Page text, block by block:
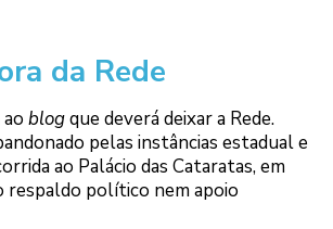
da Rede
blogque deverá deixar a Rede.
pelas instâncias estadual e
ao Palácio das Cataratas, em
respaldo político nem apoio